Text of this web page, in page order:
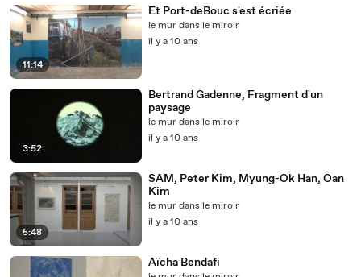
11:14
Et Port-deBouc s'est écriée
le mur dans le miroir
il y a 10 ans
3:52
Bertrand Gadenne, Fragment d'un
paysage
le mur dans le miroir
il y a 10 ans
5:48
SAM, Peter Kim, Myung-­Ok Han, Oan
Kim
le mur dans le miroir
il y a 10 ans
Aïcha Bendafi